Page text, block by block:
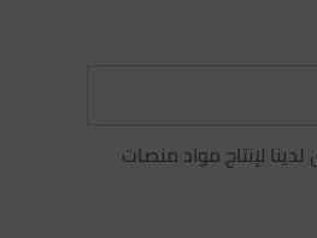
لإنتاج مواد منصات